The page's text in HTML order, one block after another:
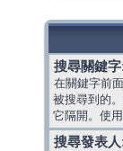
搜尋關鍵
在關鍵字前
被搜尋到的
它隔開。使用
搜尋發表